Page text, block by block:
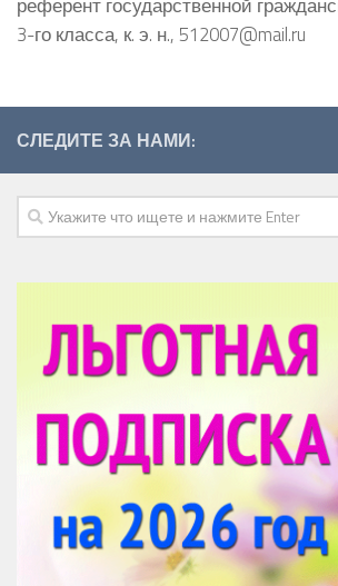
3-го класса, к. э. н., 512007@mail.ru
СЛЕДИТЕ ЗА НАМИ: